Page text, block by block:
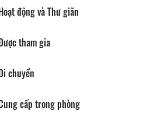
động và Thư giãn
tham gia
chuyển
cấp trong phòng